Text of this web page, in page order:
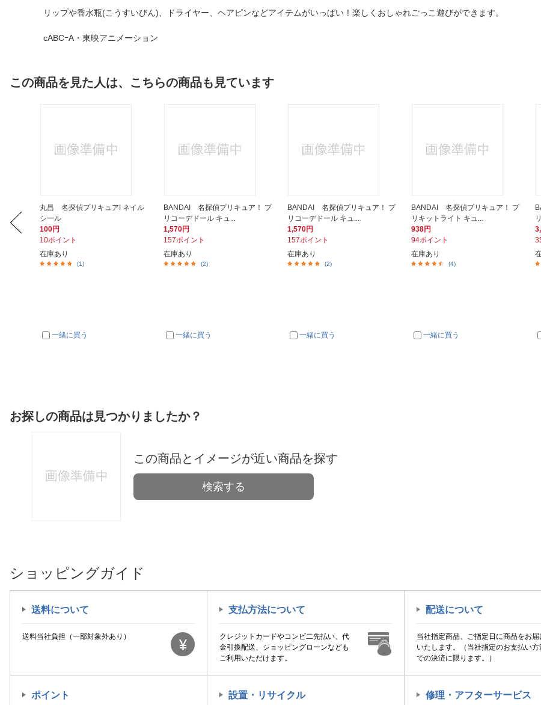
リップや香水瓶(こうすいびん)、ドライヤー、ヘアピンなどアイテムがいっぱい！楽しくおしゃれごっこ遊びができます。
cABCｰA・東映アニメーション
この商品を見た人は、こちらの商品も見ています
丸昌 名探偵プリキュア! ネイル
シール
100円
10ポイント
在庫あり
(1)
一緒に買う
BANDAI 名探偵プリキュア！ プ
リコーデドール キュ...
1,570円
157ポイント
在庫あり
(2)
一緒に買う
BANDAI 名探偵プリキュア！ プ
リコーデドール キュ...
1,570円
157ポイント
在庫あり
(2)
一緒に買う
BANDAI 名探偵プリキュア！ プ
リキットライト キュ...
938円
94ポイント
在庫あり
(4)
一緒に買う
お探しの商品は見つかりましたか？
この商品とイメージが近い商品を探す
検索する
ショッピングガイド
送料について
送料当社負担（一部対象外あり）
支払方法について
クレジットカードやコンビ二先払い、代
金引換配送、ショッピングローンなども
ご利用いただけます。
配送について
当社指定商品、ご指定日に商品をお届
いたします。（当社指定のお支払い方
での決済に限ります。）
ポイント 設置・リサイクル 修理・アフターサービス